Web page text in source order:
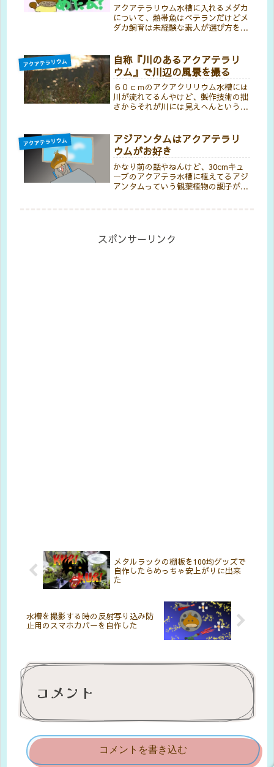
アクアテラリウム水槽に入れるメダカ
について、熱帯魚はベテランだけどメ
ダカ飼育は未経験な素人が選び方を調
果たしてメダカの学校アクアテラリウ
ム水槽にぴったりなものを選ぶことが
出来るのでしょうか？
アクアテラリウム
自称『川のあるアクアテラリ
ウム』で川辺の風景を撮る
６０ｃｍのアクアクリリウム水槽には
川が流れてるんやけど、製作技術の拙
さからそれが川には見えへんという大
手間暇かけて作っただけに、作り直す
ほどの不出来認定もしかねるし、まぁ
本...
アクアテラリウム
アジアンタムはアクアテラリ
ウムがお好き
かなり前の話やねんけど、30cmキュ
ーブのアクアテラ水槽に植えてるアジ
アンタムっていう観葉植物の調子が悪
よ...
スポンサーリンク
メタルラックの棚板を100均グッズで
自作したらめっちゃ安上がりに出来
た
水槽を撮影する時の反射写り込み防
止用のスマホカバーを自作した
コメント
コメントを書き込む